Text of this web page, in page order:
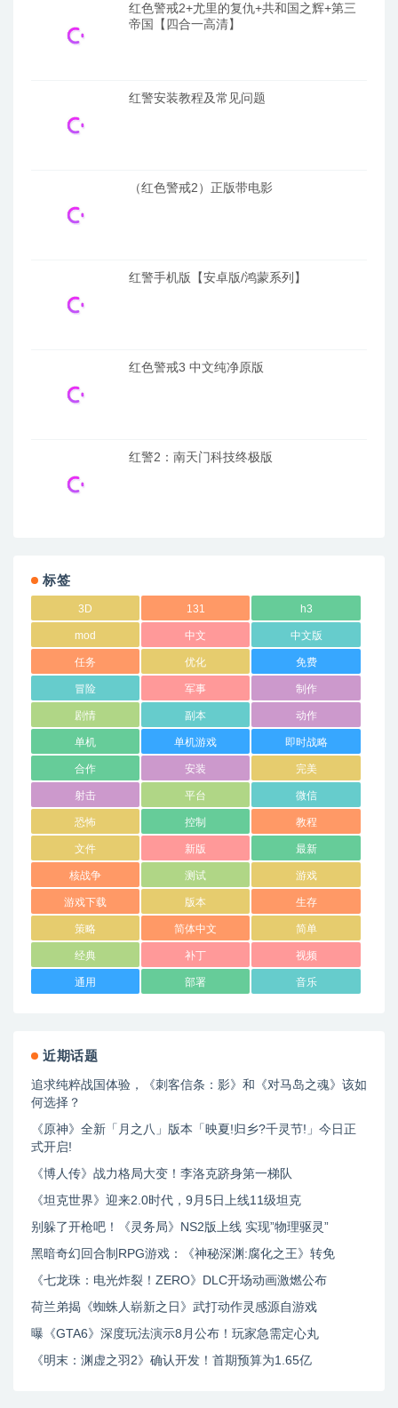
红色警戒2+尤里的复仇+共和国之辉+第三
帝国【四合一高清】
红警安装教程及常见问题
（红色警戒2）正版带电影
红警手机版【安卓版/鸿蒙系列】
红色警戒3 中文纯净原版
红警2：南天门科技终极版
标签
3D 131 h3
mod 中文 中文版
任务 优化 免费
冒险 军事 制作
剧情 副本 动作
单机 单机游戏 即时战略
合作 安装 完美
射击 平台 微信
恐怖 控制 教程
文件 新版 最新
核战争 测试 游戏
游戏下载 版本 生存
策略 简体中文 简单
经典 补丁 视频
通用 部署 音乐
近期话题
追求纯粹战国体验，《刺客信条：影》和《对马岛之魂》该如
何选择？
《原神》全新「月之八」版本「映夏!归乡?千灵节!」今日正
式开启!
《博人传》战力格局大变！李洛克跻身第一梯队
《坦克世界》迎来2.0时代，9月5日上线11级坦克
别躲了开枪吧！《灵务局》NS2版上线 实现”物理驱灵”
黑暗奇幻回合制RPG游戏：《神秘深渊:腐化之王》转免
《七龙珠：电光炸裂！ZERO》DLC开场动画激燃公布
荷兰弟揭《蜘蛛人崭新之日》武打动作灵感源自游戏
曝《GTA6》深度玩法演示8月公布！玩家急需定心丸
《明末：渊虚之羽2》确认开发！首期预算为1.65亿